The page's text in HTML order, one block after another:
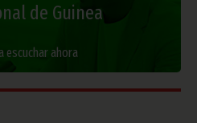
de Guinea
escuchar ahora